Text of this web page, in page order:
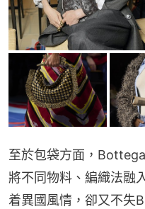
至於包袋方面，
將不同物料、編織法融
着異國風情，卻又不失